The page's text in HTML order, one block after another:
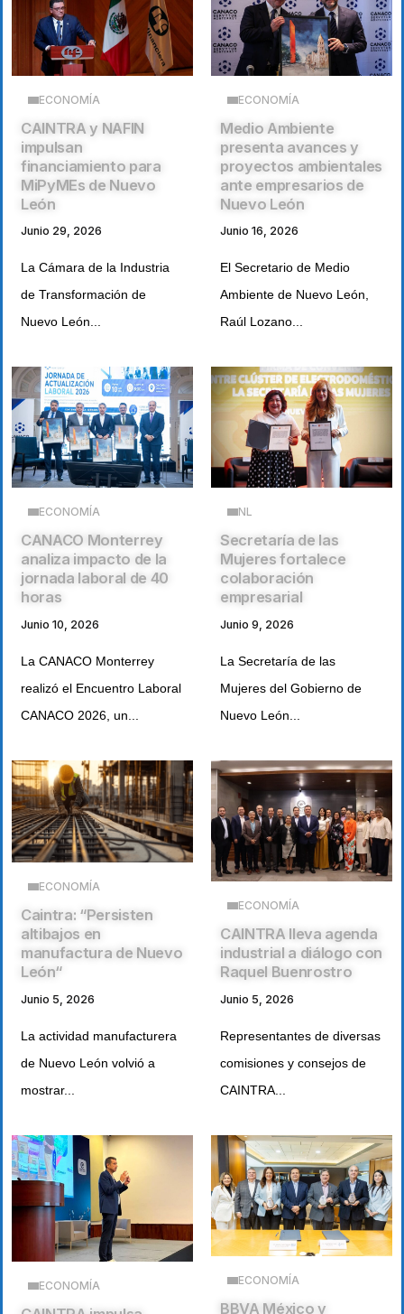
ECONOMÍA
CAINTRA y NAFIN
impulsan
financiamiento para
MiPyMEs de Nuevo
León
Junio 29, 2026
La Cámara de la Industria
de Transformación de
Nuevo León...
ECONOMÍA
Medio Ambiente
presenta avances y
proyectos ambientales
ante empresarios de
Nuevo León
Junio 16, 2026
El Secretario de Medio
Ambiente de Nuevo León,
Raúl Lozano...
ECONOMÍA
CANACO Monterrey
analiza impacto de la
jornada laboral de 40
horas
Junio 10, 2026
La CANACO Monterrey
realizó el Encuentro Laboral
CANACO 2026, un...
NL
Secretaría de las
Mujeres fortalece
colaboración
empresarial
Junio 9, 2026
La Secretaría de las
Mujeres del Gobierno de
Nuevo León...
ECONOMÍA
Caintra: “Persisten
altibajos en
manufactura de Nuevo
León“
Junio 5, 2026
La actividad manufacturera
de Nuevo León volvió a
mostrar...
ECONOMÍA
CAINTRA lleva agenda
industrial a diálogo con
Raquel Buenrostro
Junio 5, 2026
Representantes de diversas
comisiones y consejos de
CAINTRA...
ECONOMÍA ECONOMÍA
BBVA México y